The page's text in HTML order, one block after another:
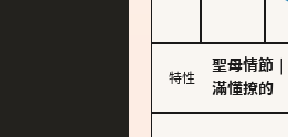
特性
聖母情節
滿懂撩的